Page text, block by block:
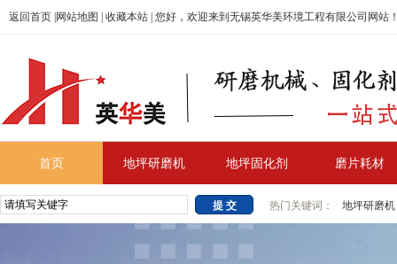
返回首页 网站地图 收藏本站 | 您好，欢迎来到无锡英华美环境工程有限公司网站
首页 地坪研磨机 地坪固化剂 磨片耗材
热门关键词： 地坪研磨机